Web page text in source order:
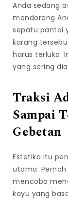
Anda sedang
mendorong
sepatu pantai
karang
harus terluka.
yang sering
Traksi
Sampai
Gebetan
Estetika itu
utama.
mencoba
kayu yang